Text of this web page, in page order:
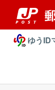
ゆうID